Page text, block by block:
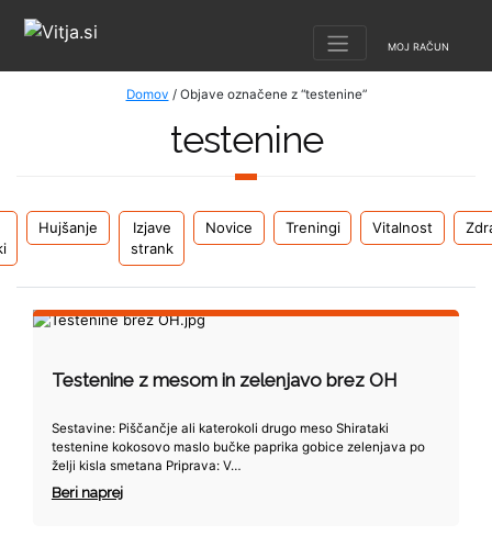
MOJ RAČUN
Domov / Objave označene z “testenine”
testenine
Hujšanje
Izjave
strank
Novice Treningi Vitalnost
Testenine z mesom in zelenjavo brez OH
Sestavine: Piščančje ali katerokoli drugo meso Shirataki
testenine kokosovo maslo bučke paprika gobice zelenjava po
želji kisla smetana Priprava: V…
Beri naprej